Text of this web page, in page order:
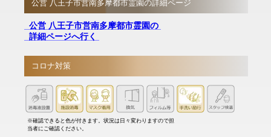
公営 八王子市営南多摩都市霊園の詳細ページ
公営 八王子市営南多摩都市霊園の
詳細ページへ行く
コロナ対策
※確認できると色が付きます。状況は日々変わりますので担
当者にご確認ください。